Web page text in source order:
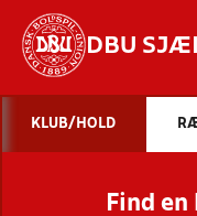
DBU
STILLINGER,
KLUB/HOLD
Find